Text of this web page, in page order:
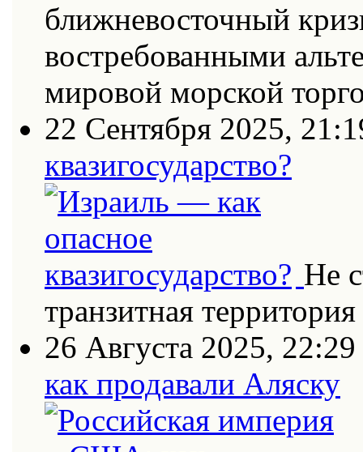
ближневосточный
востребованными
мировой морской
22 Сентября 2025,
квазигосударство?
Не
транзитная территория
26 Августа 2025, 22:29
как продавали Аляску